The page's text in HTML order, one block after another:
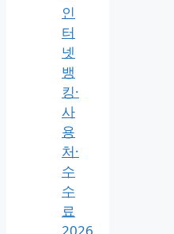
인
터
넷
뱅
킹·
사
용
처·
수
수
료
2026